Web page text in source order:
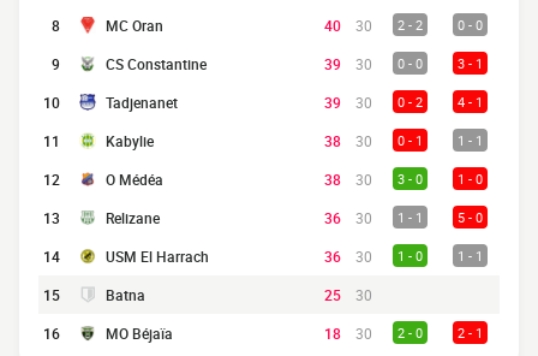
8 MC Oran 40 30 2 - 2 0 - 0
9 CS Constantine 39 30 0 - 0 3 - 1
10 Tadjenanet 39 30 0 - 2 4 - 1
11 Kabylie 38 30 0 - 1 1 - 1
12 O Médéa 38 30 3 - 0 1 - 0
13 Relizane 36 30 1 - 1 5 - 0
14 USM El Harrach 36 30 1 - 0 1 - 1
15 Batna 25
30
16
MO Béjaïa 18 30 2 - 0 2 - 1